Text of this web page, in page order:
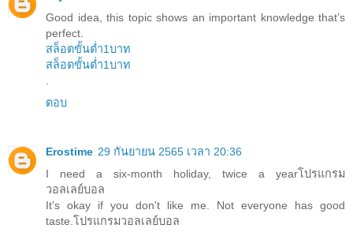
Good idea, this topic shows an important knowledge that’s
perfect.
สล็อตขั้นต่ำ1บาท
สล็อตขั้นต่ำ1บาท
.
ตอบ
Erostime 29 กันยายน 2565 เวลา 20:36
I need a six-month holiday, twice a yearโปรแกรม
วอลเลย์บอล
It's okay if you don't like me. Not everyone has good
taste.โปรแกรมวอลเลย์บอล